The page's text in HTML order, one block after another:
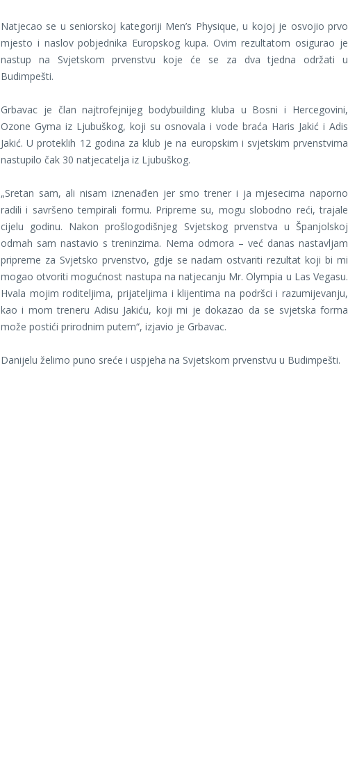
Natjecao se u seniorskoj kategoriji Men’s Physique, u kojoj je osvojio prvo
mjesto i naslov pobjednika Europskog kupa. Ovim rezultatom osigurao je
nastup na Svjetskom prvenstvu koje će se za dva tjedna održati u
Budimpešti.
Grbavac je član najtrofejnijeg bodybuilding kluba u Bosni i Hercegovini,
Ozone Gyma iz Ljubuškog, koji su osnovala i vode braća Haris Jakić i Adis
Jakić. U proteklih 12 godina za klub je na europskim i svjetskim prvenstvima
nastupilo čak 30 natjecatelja iz Ljubuškog.
„Sretan sam, ali nisam iznenađen jer smo trener i ja mjesecima naporno
radili i savršeno tempirali formu. Pripreme su, mogu slobodno reći, trajale
cijelu godinu. Nakon prošlogodišnjeg Svjetskog prvenstva u Španjolskoj
odmah sam nastavio s treninzima. Nema odmora – već danas nastavljam
pripreme za Svjetsko prvenstvo, gdje se nadam ostvariti rezultat koji bi mi
mogao otvoriti mogućnost nastupa na natjecanju Mr. Olympia u Las Vegasu.
Hvala mojim roditeljima, prijateljima i klijentima na podršci i razumijevanju,
kao i mom treneru Adisu Jakiću, koji mi je dokazao da se svjetska forma
može postići prirodnim putem“, izjavio je Grbavac.
Danijelu želimo puno sreće i uspjeha na Svjetskom prvenstvu u Budimpešti.